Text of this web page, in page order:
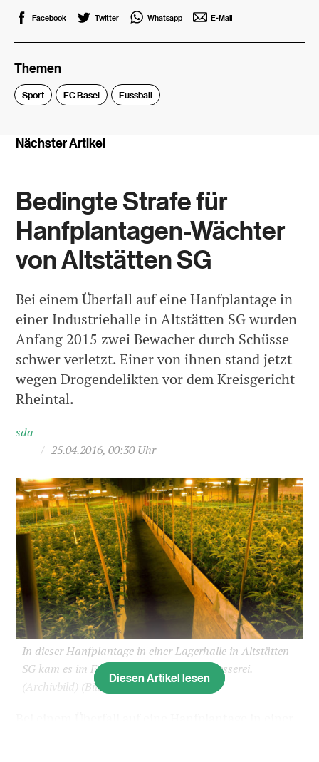
Facebook Twitter Whatsapp E-Mail
Themen
Sport FC Basel Fussball
Nächster Artikel
Bedingte Strafe für
Hanfplantagen-Wächter
von Altstätten SG
Bei einem Überfall auf eine Hanfplantage in
einer Industriehalle in Altstätten SG wurden
Anfang 2015 zwei Bewacher durch Schüsse
schwer verletzt. Einer von ihnen stand jetzt
wegen Drogendelikten vor dem Kreisgericht
Rheintal.
sda
/ 25.04.2016, 00:30 Uhr
In dieser Hanfplantage in einer Lagerhalle in Altstätten
SG kam es im Februar 2015 zu einer Schiesserei.
(Archivbild) (Bild: sda)
Diesen Artikel lesen